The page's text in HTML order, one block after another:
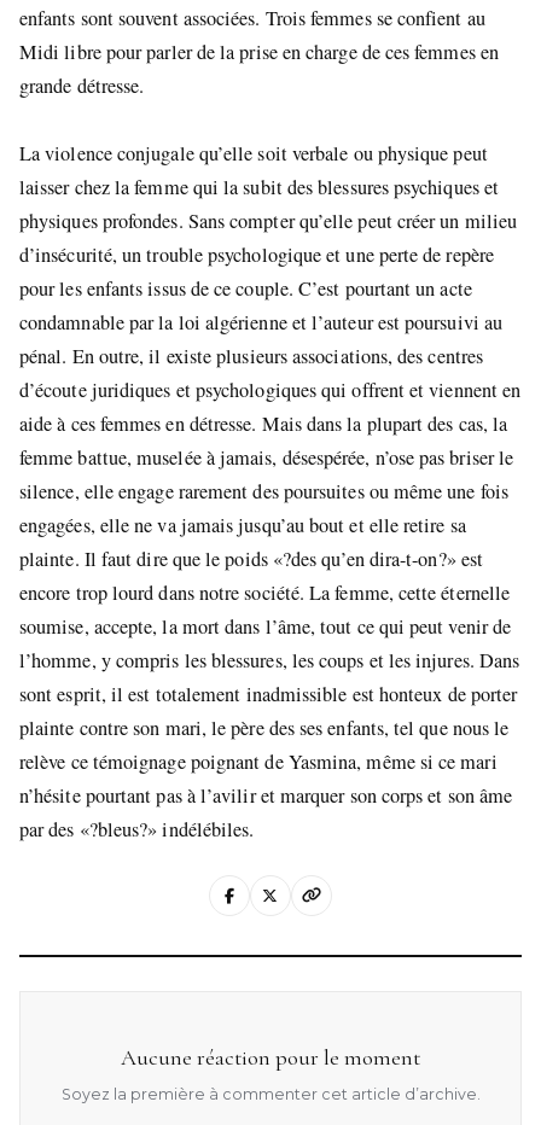
enfants sont souvent associées. Trois femmes se confient au
Midi libre pour parler de la prise en charge de ces femmes en
grande détresse.
La violence conjugale qu’elle soit verbale ou physique peut
laisser chez la femme qui la subit des blessures psychiques et
physiques profondes. Sans compter qu’elle peut créer un milieu
d’insécurité, un trouble psychologique et une perte de repère
pour les enfants issus de ce couple. C’est pourtant un acte
condamnable par la loi algérienne et l’auteur est poursuivi au
pénal. En outre, il existe plusieurs associations, des centres
d’écoute juridiques et psychologiques qui offrent et viennent en
aide à ces femmes en détresse. Mais dans la plupart des cas, la
femme battue, muselée à jamais, désespérée, n’ose pas briser le
silence, elle engage rarement des poursuites ou même une fois
engagées, elle ne va jamais jusqu’au bout et elle retire sa
plainte. Il faut dire que le poids «?des qu’en dira-t-on?» est
encore trop lourd dans notre société. La femme, cette éternelle
soumise, accepte, la mort dans l’âme, tout ce qui peut venir de
l’homme, y compris les blessures, les coups et les injures. Dans
sont esprit, il est totalement inadmissible est honteux de porter
plainte contre son mari, le père des ses enfants, tel que nous le
relève ce témoignage poignant de Yasmina, même si ce mari
n’hésite pourtant pas à l’avilir et marquer son corps et son âme
par des «?bleus?» indélébiles.
Aucune réaction pour le moment
Soyez la première à commenter cet article d’archive.